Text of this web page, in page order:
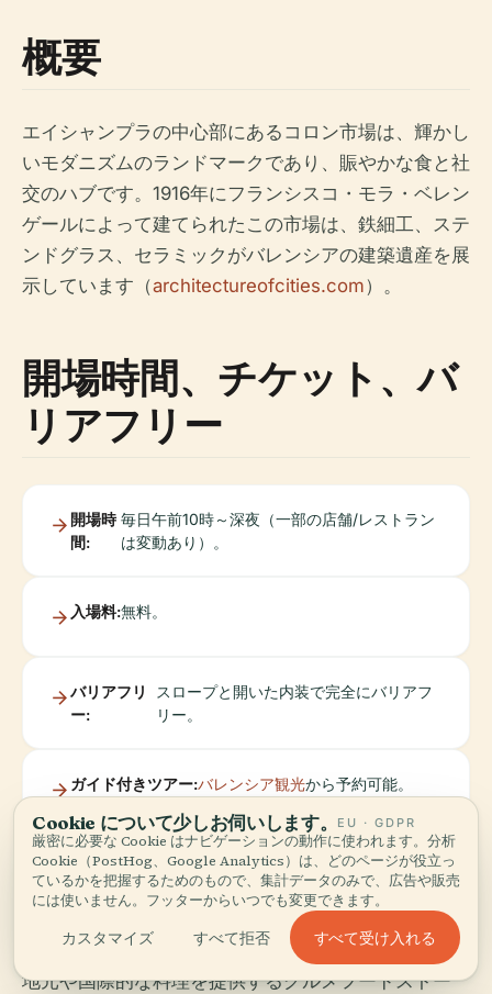
概要
エイシャンプラの中心部にあるコロン市場は、輝かし
いモダニズムのランドマークであり、賑やかな食と社
交のハブです。1916年にフランシスコ・モラ・ベレン
ゲールによって建てられたこの市場は、鉄細工、ステ
ンドグラス、セラミックがバレンシアの建築遺産を展
示しています（architectureofcities.com）。
開場時間、チケット、バ
リアフリー
開場時
間:
毎日午前10時～深夜（一部の店舗/レストラン
は変動あり）。
入場料:無料。
バリアフリ
ー:
スロープと開いた内装で完全にバリアフ
リー。
ガイド付きツアー:バレンシア観光から予約可能。
体験
地元や国際的な料理を提供するグルメフードストー
Cookie について少しお伺いします。 EU · GDPR
厳密に必要な Cookie はナビゲーションの動作に使われます。分析
Cookie（PostHog、Google Analytics）は、どのページが役立っ
ているかを把握するためのもので、集計データのみで、広告や販売
には使いません。フッターからいつでも変更できます。
カスタマイズ すべて拒否 すべて受け入れる